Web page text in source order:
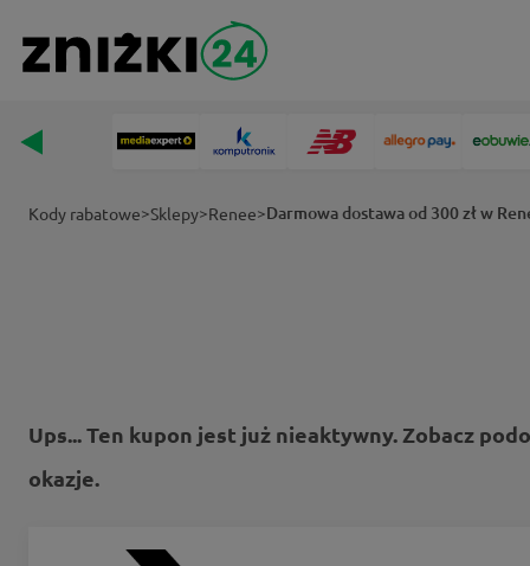
Kody rabatowe>Sklepy>Renee>Darmowa dostawa od 300 zł w
Ups... Ten kupon jest już nieaktywny. Zobacz
okazje.